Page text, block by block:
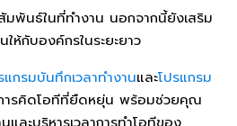
มพันธ์ในที่ทำงาน นอกจากนี้ยังเสริม
ให้กับองค์กรในระยะยาว
แกรมบันทึกเวลาทํางานและโปรแกรม
ารคิดโอทีที่ยืดหยุ่น พร้อมช่วยคุณ